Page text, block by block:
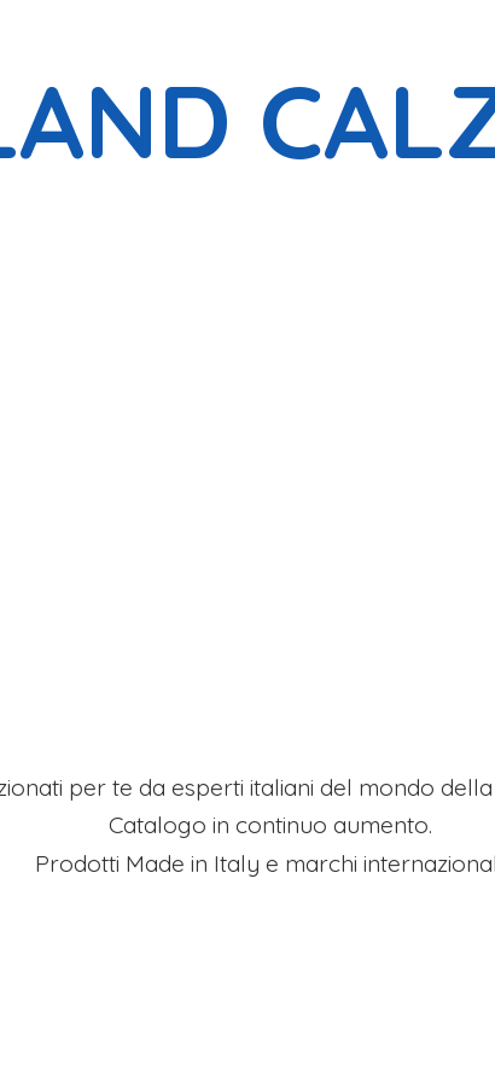
per te da esperti italiani del mondo
Catalogo in continuo aumento.
Prodotti Made in Italy e marchi